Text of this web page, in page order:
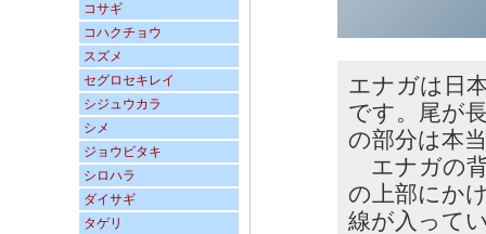
コサギ
コハクチョウ
スズメ
セグロセキレイ
シジュウカラ
シメ
ジョウビタキ
シロハラ
ダイサギ
タゲリ
エナガは日
です。尾が
の部分は本
エナガの
の上部にか
線が入って